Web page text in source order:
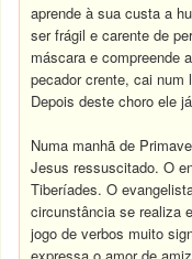
aprende à sua custa a
ser frágil e carente de
máscara e compreende
pecador crente, cai num
Depois deste choro ele
Numa manhã de
Jesus ressuscitado. O
Tiberíades. O
circunstância se realiza
jogo de verbos muito